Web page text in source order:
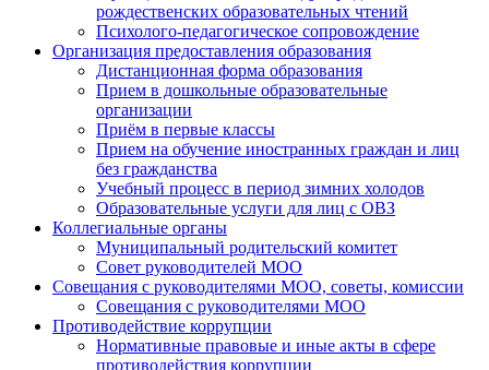
рождественских образовательных чтений
Психолого-педагогическое сопровождение
Организация предоставления образования
Дистанционная форма образования
Прием в дошкольные образовательные
организации
Приём в первые классы
Прием на обучение иностранных граждан и лиц
без гражданства
Учебный процесс в период зимних холодов
Образовательные услуги для лиц с ОВЗ
Коллегиальные органы
Муниципальный родительский комитет
Совет руководителей МОО
Совещания с руководителями МОО, советы, комиссии
Совещания с руководителями МОО
Противодействие коррупции
Нормативные правовые и иные акты в сфере
противодействия коррупции